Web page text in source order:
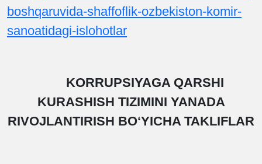
boshqaruvida-shaffoflik-ozbekiston-komir-
sanoatidagi-islohotlar
KORRUPSIYAGA QARSHI
KURASHISH TIZIMINI YANADA
RIVOJLANTIRISH BO‘YICHA TAKLIFLAR